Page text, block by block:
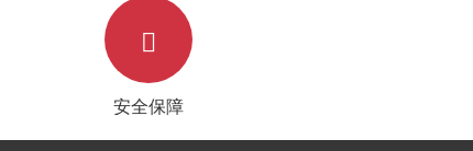
安全保障